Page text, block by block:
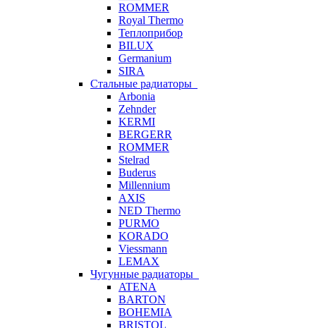
ROMMER
Royal Thermo
Теплоприбор
BILUX
Germanium
SIRA
Стальные радиаторы
Arbonia
Zehnder
KERMI
BERGERR
ROMMER
Stelrad
Buderus
Millennium
AXIS
NED Thermo
PURMO
KORADO
Viessmann
LEMAX
Чугунные радиаторы
ATENA
BARTON
BOHEMIA
BRISTOL